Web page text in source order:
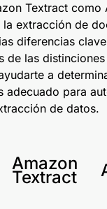
Textract como
la extracción de
diferencias
de las
a
adecuado para
de datos.
Amazon
Textract